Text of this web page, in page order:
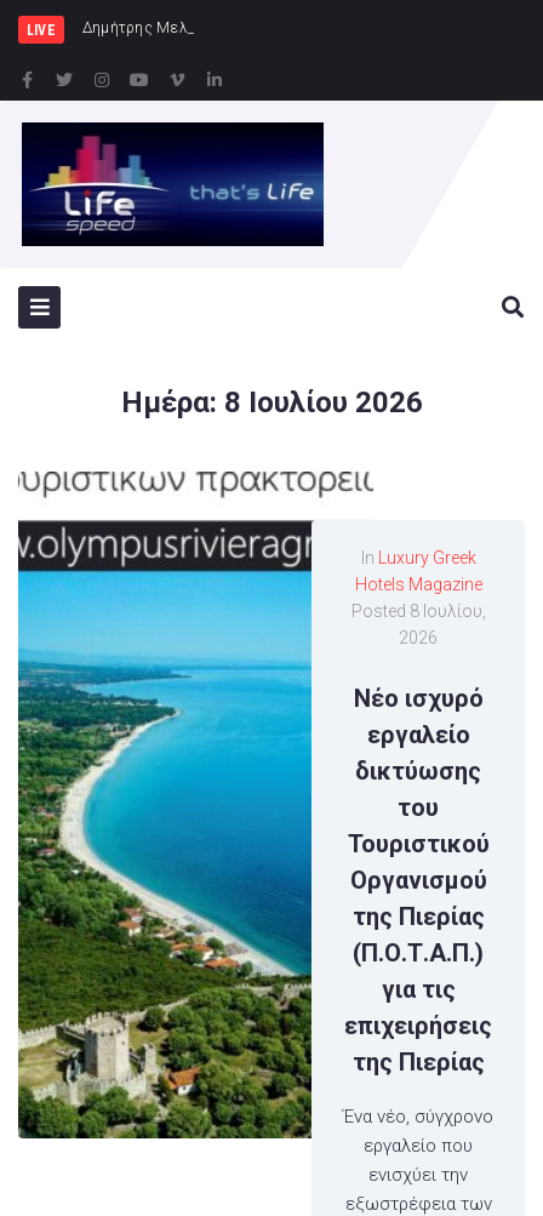
LIVE Δημήτρης Μελίδης: «Ο ΣΥΡΙΖΑ-ΠΣ είναι ε
Ημέρα: 8 Ιουλίου 2026
In
Luxury Greek
Hotels Magazine
Posted 8 Ιουλίου,
2026
Νέο ισχυρό
εργαλείο
δικτύωσης
του
Τουριστικού
Οργανισμού
της Πιερίας
(Π.Ο.Τ.Α.Π.)
για τις
επιχειρήσεις
της Πιερίας
Ένα νέο, σύγχρονο
εργαλείο που
ενισχύει την
εξωστρέφεια των